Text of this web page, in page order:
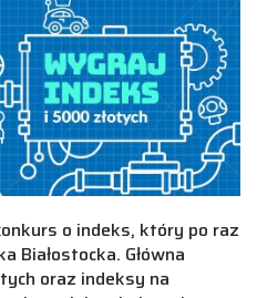
o indeks, który po raz
Białostocka. Główna
oraz indeksy na